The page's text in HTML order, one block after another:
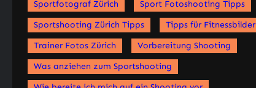
Sportfotograf Zürich
Sport Fotoshooting Tipps
Sportshooting Zürich Tipps
Tipps für Fitnessbilder
Trainer Fotos Zürich
Vorbereitung Shooting
Was anziehen zum Sportshooting